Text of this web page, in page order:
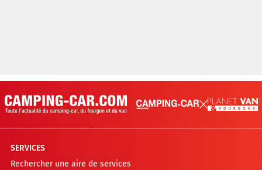
SERVICES
Rechercher une aire de services